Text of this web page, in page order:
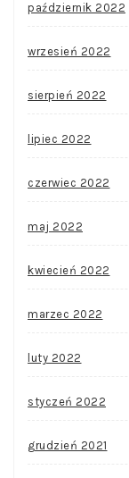
październik 2022
wrzesień 2022
sierpień 2022
lipiec 2022
czerwiec 2022
maj 2022
kwiecień 2022
marzec 2022
luty 2022
styczeń 2022
grudzień 2021